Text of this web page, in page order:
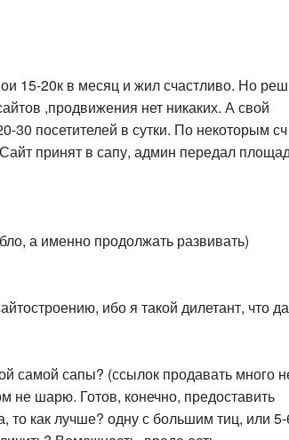
15-20к в месяц и жил счастливо. Но
,продвижения нет никаких. А свой
30 посетителей в сутки. По некоторым
принят в сапу, админ передал
а именно продолжать развивать)
ибо я такой дилетант, что
самой сапы? (ссылок продавать много
не шарю. Готов, конечно, предоставить
то как лучше? одну с большим тиц, или